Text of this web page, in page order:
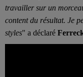
travailler sur un
content du résultat. Je
styles" a déclaré